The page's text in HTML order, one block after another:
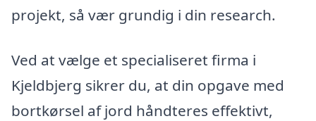
projekt, så vær grundig i din research.
Ved at vælge et specialiseret firma i
Kjeldbjerg sikrer du, at din opgave med
bortkørsel af jord håndteres effektivt,